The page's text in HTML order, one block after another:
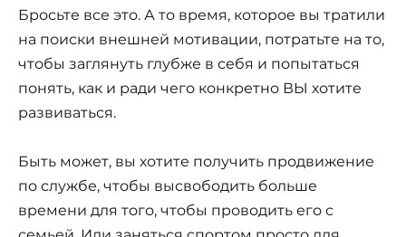
Бросьте все это. А то время, которое вы тратили
на поиски внешней мотивации, потратьте на то,
чтобы заглянуть глубже в себя и попытаться
понять, как и ради чего конкретно ВЫ хотите
развиваться.
Быть может, вы хотите получить продвижение
по службе, чтобы высвободить больше
времени для того, чтобы проводить его с